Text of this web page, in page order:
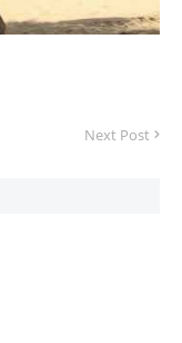
Next Post